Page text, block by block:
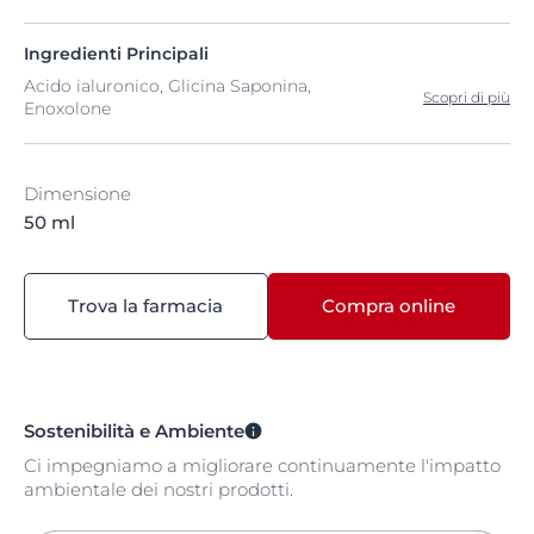
Ingredienti Principali
Acido ialuronico, Glicina Saponina,
Enoxolone
Scopri di più
Dimensione
50 ml
Trova la farmacia Compra online
Sostenibilità e Ambiente
Ci impegniamo a migliorare continuamente l'impatto
ambientale dei nostri prodotti.